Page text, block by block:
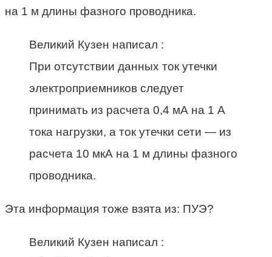
на 1 м длины фазного проводника.
Великий Кузен написал :
При отсутствии данных ток утечки
электроприемников следует
принимать из расчета 0,4 мА на 1 А
тока нагрузки, а ток утечки сети — из
расчета 10 мкА на 1 м длины фазного
проводника.
Эта информация тоже взята из: ПУЭ?
Великий Кузен написал :